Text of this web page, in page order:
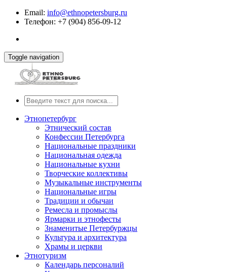
Email: info@ethnopetersburg.ru
Телефон: +7 (904) 856-09-12
Toggle navigation
Этнопетербург
Этнический состав
Конфессии Петербурга
Национальные праздники
Национальная одежда
Национальные кухни
Творческие коллективы
Музыкальные инструменты
Национальные игры
Традиции и обычаи
Ремесла и промыслы
Ярмарки и этнофесты
Знаменитые Петербуржцы
Культура и архитектура
Храмы и церкви
Этнотуризм
Календарь персоналий